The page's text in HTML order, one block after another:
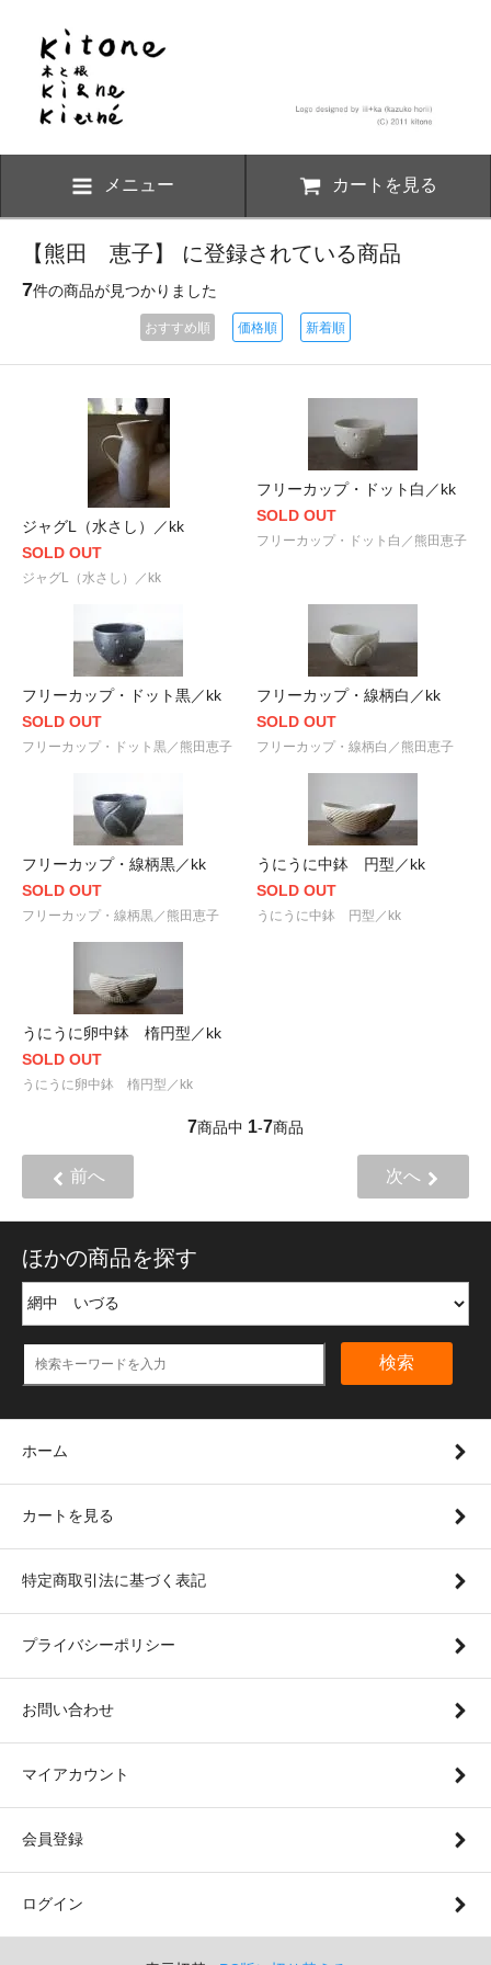
メニュー カートを見る
【熊田 恵子】 に登録されている商品
7件の商品が見つかりました
おすすめ順 価格順 新着順
ジャグL（水さし）／kk
SOLD OUT
ジャグL（水さし）／kk
フリーカップ・ドット白／kk
SOLD OUT
フリーカップ・ドット白／熊田恵子
フリーカップ・ドット黒／kk
SOLD OUT
フリーカップ・ドット黒／熊田恵子
フリーカップ・線柄白／kk
SOLD OUT
フリーカップ・線柄白／熊田恵子
フリーカップ・線柄黒／kk
SOLD OUT
フリーカップ・線柄黒／熊田恵子
うにうに中鉢 円型／kk
SOLD OUT
うにうに中鉢 円型／kk
うにうに卵中鉢 楕円型／kk
SOLD OUT
うにうに卵中鉢 楕円型／kk
7商品中 1-7商品
前へ 次へ
ほかの商品を探す
検索
ホーム
カートを見る
特定商取引法に基づく表記
プライバシーポリシー
お問い合わせ
マイアカウント
会員登録
ログイン